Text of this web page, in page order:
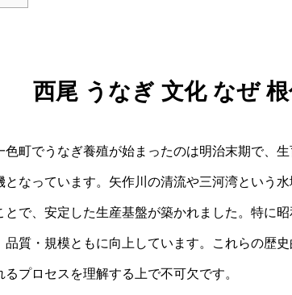
西尾 うなぎ 文化 なぜ
色町でうなぎ養殖が始まったのは明治末期で、
となっています。矢作川の清流や三河湾という
とで、安定した生産基盤が築かれました。特に
品質・規模ともに向上しています。これらの歴
るプロセスを理解する上で不可欠です。